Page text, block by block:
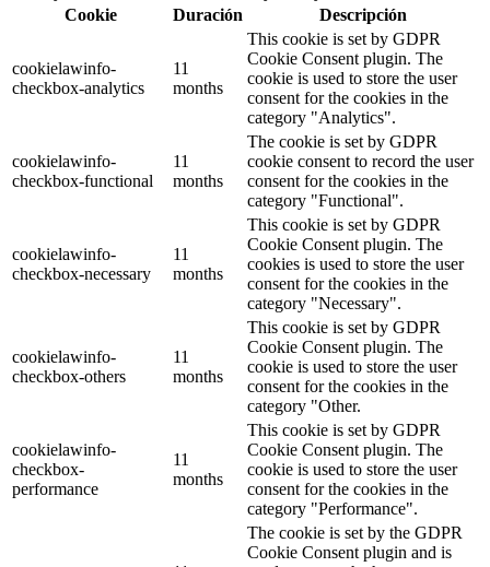
Cookie
Duración Descripción
cookielawinfo-
checkbox-analytics
11
months
This cookie is set by GDPR
Cookie Consent plugin. The
cookie is used to store the user
consent for the cookies in the
category "Analytics".
cookielawinfo-
checkbox-functional
11
months
The cookie is set by GDPR
cookie consent to record the user
consent for the cookies in the
category "Functional".
cookielawinfo-
checkbox-necessary
11
months
This cookie is set by GDPR
Cookie Consent plugin. The
cookies is used to store the user
consent for the cookies in the
category "Necessary".
cookielawinfo-
checkbox-others
11
months
This cookie is set by GDPR
Cookie Consent plugin. The
cookie is used to store the user
consent for the cookies in the
category "Other.
cookielawinfo-
checkbox-
performance
11
months
This cookie is set by GDPR
Cookie Consent plugin. The
cookie is used to store the user
consent for the cookies in the
category "Performance".
The cookie is set by the GDPR
Cookie Consent plugin and is